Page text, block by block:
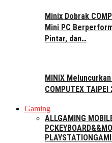
Minix Dobrak
Mini PC
Pintar, dan…
MINIX
COMPUTEX TAIPEI
Gaming
ALLGAMING
PC
PLAYSTATION